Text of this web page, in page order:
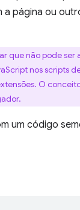
a página ou
que não pode ser
nos scripts
O
um código